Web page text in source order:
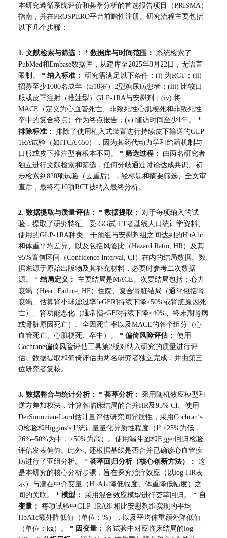
本研究遵循系统评价和荟萃分析的首选报告项目（PRISMA）
指南，并在PROSPERO平台前瞻性注册。研究流程主要包括
以下几个步骤：
1. 文献检索与筛选： * 数据库与时间范围：
系统检索了
PubMed和Embase数据库，从建库至2025年8月22日，无语言
限制。 * 纳入标准： 研究需满足以下条件：(i) 为RCT；(ii)
招募至少1000名成年（≥18岁）2型糖尿病患者；(iii) 比较口
服或皮下注射（推注型）GLP-1RA与安慰剂；(iv) 将
MACE（定义为心血管死亡、非致死性心肌梗死和非致死性
排除标准： 排除了使用植入式装置进行持续皮下输送的GLP-
1RA试验（如ITCA 650），因为其药代动力学和给药机制与
口服或皮下推注型有根本不同。 * 筛选过程：
由两名研究者
独立进行文献检索和筛选，任何分歧通过讨论达成共识。初
步检索到820项试验（去重后），经标题和摘要筛选、全文审
查后，最终有10项RCT被纳入最终分析。
2. 数据提取与质量评估： * 数据提取：
对于每项纳入的试
验，提取了研究特征、受 GG试 TT者基线人口统计学资料、
使用的GLP-1RA种类、干预组与安慰剂组之间达到的HbA1c
和体重平均差异、以及包括风险比（Hazard Ratio, HR）及其
95%置信区间（Confidence Interval, CI）在内的结局数据。数
据来源于原始出版物及其补充材料，必要时参考二次数据
源。 * 结局定义：
主要结局是MACE。次要结局包括：心力
衰竭（Heart Failure, HF）住院、复合肾脏结局（通常包括肾
衰竭、估算肾小球滤过率[eGFR]持续下降≥50%或肾脏原因死
亡）、肾功能恶化（通常指eGFR持续下降≥40%、终末期肾病
或肾脏原因死亡）、全因死亡率以及MACE的各个组分（心
血管死亡、心肌梗死、卒中）。 * 偏倚风险评估： 使用
Cochrane偏倚风险评估工具第2版对纳入研究的质量进行评
估。数据提取和偏倚评估由两名研究者独立完成，并由第三
位研究者复核。
3. 数据整合与统计分析： * 荟萃分析： 采用随机效应模型和
逆方差加权法，计算各临床结局的合并HR及95% CI。使用
DerSimonian-Laird估计量评估研究间异质性，采用Cochran’s
Q检验和Higgins’s I²统计量量化异质性程度（I² ≤25%为低，
26%–50%为中，>50%为高）。使用漏斗图和Egger回归检验
评估发表偏倚。此外，还根据基线是否合并已确诊心血管疾
病进行了亚组分析。 * 荟萃回归分析（核心创新方法）： 这
是本研究的核心分析步骤，旨在探究治疗效应（以log-HR表
示）与潜在中介变量（HbA1c降低幅度、体重降低幅度）之
间的关联。 * 模型： 采用混合效应模型进行荟萃回归。 * 自
变量： 每项试验中GLP-1RA组相比安慰剂组实现的平均
HbA1c额外降低值（单位：%），以及平均体重额外降低值
（单位：kg）。 * 因变量： 各试验中对应临床结局的log-